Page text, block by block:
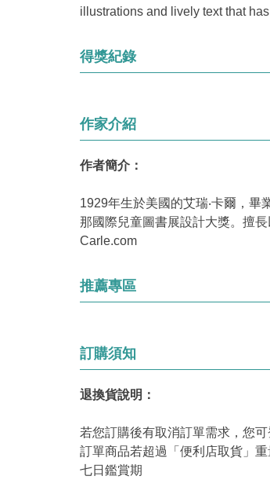
illustrations and lively text that
得獎紀錄
作家介紹
作者簡介：
1929年生於美國的艾瑞‧卡爾，
那國際兒童圖書展設計大獎。擅
Carle.com
推薦專區
訂購須知
退換貨說明：
若您訂購後有取消訂單需求，您
訂單商品若超過「便利店取貨」
七日鑑賞期